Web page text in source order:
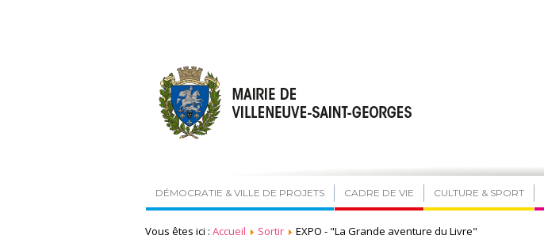
DÉMOCRATIE & VILLE DE PROJETS CADRE DE VIE CULTURE & SPORT
Vous êtes ici : Accueil Sortir EXPO - "La Grande aventure du Livre"